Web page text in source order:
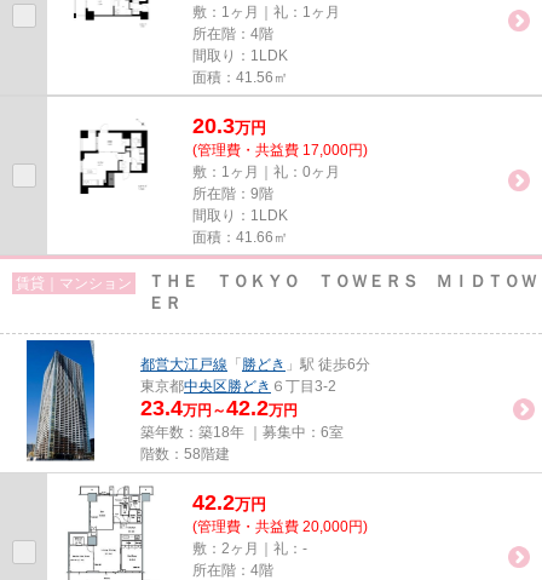
敷：1ヶ月｜礼：1ヶ月
所在階：4階
間取り：1LDK
面積：41.56㎡
20.3万円
(管理費・共益費 17,000円)
敷：1ヶ月｜礼：0ヶ月
所在階：9階
間取り：1LDK
面積：41.66㎡
賃貸｜マンション
ＴＨＥ ＴＯＫＹＯ ＴＯＷＥＲＳ ＭＩＤＴＯＷ
ＥＲ
都営大江戸線 「 勝どき 」駅 徒歩6分
東京都中央区勝どき ６丁目3-2
23.4万円～42.2万円
築年数：築18年 ｜募集中： 6室
階数：58階建
42.2万円
(管理費・共益費 20,000円)
敷：2ヶ月｜礼：-
所在階：4階